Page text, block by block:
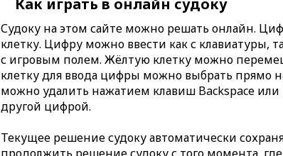
Как играть в онлайн судоку
Судоку на этом сайте можно решать онлайн.
клетку. Цифру можно ввести как с клавиатуры,
с игровым полем. Жёлтую клетку можно
клетку для ввода цифры можно выбрать прямо
можно удалить нажатием клавиш Backspace
другой цифрой.
Текущее решение судоку автоматически